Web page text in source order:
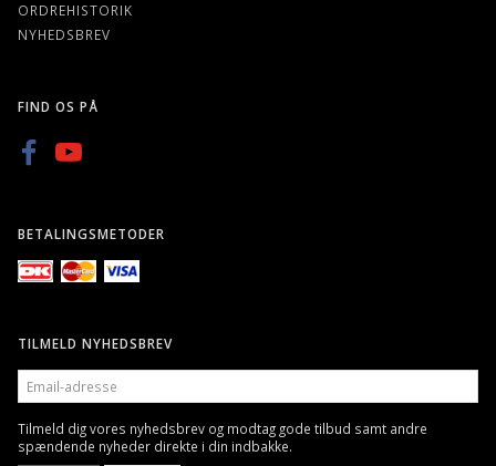
ORDREHISTORIK
NYHEDSBREV
FIND OS PÅ
BETALINGSMETODER
TILMELD NYHEDSBREV
EMAIL-
ADRESSE
Tilmeld dig vores nyhedsbrev og modtag gode tilbud samt andre
spændende nyheder direkte i din indbakke.